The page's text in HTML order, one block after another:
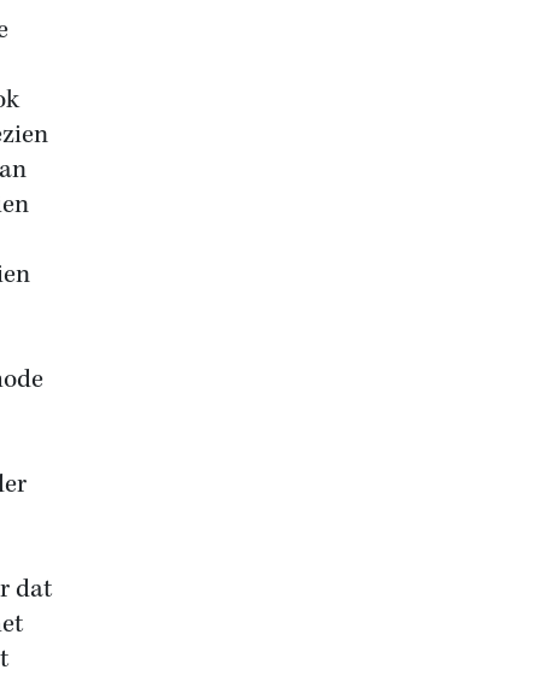
dat